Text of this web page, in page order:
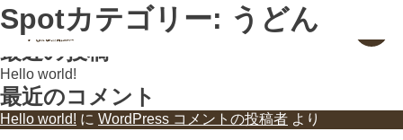
大分県 日田・九重・玖珠
お出かけガイド
Spotカテゴリー: うどん
検索
検索
最近の投稿
Hello world!
最近のコメント
Hello world! に WordPress コメントの投稿者 より